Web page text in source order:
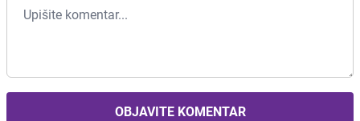
OBJAVITE KOMENTAR